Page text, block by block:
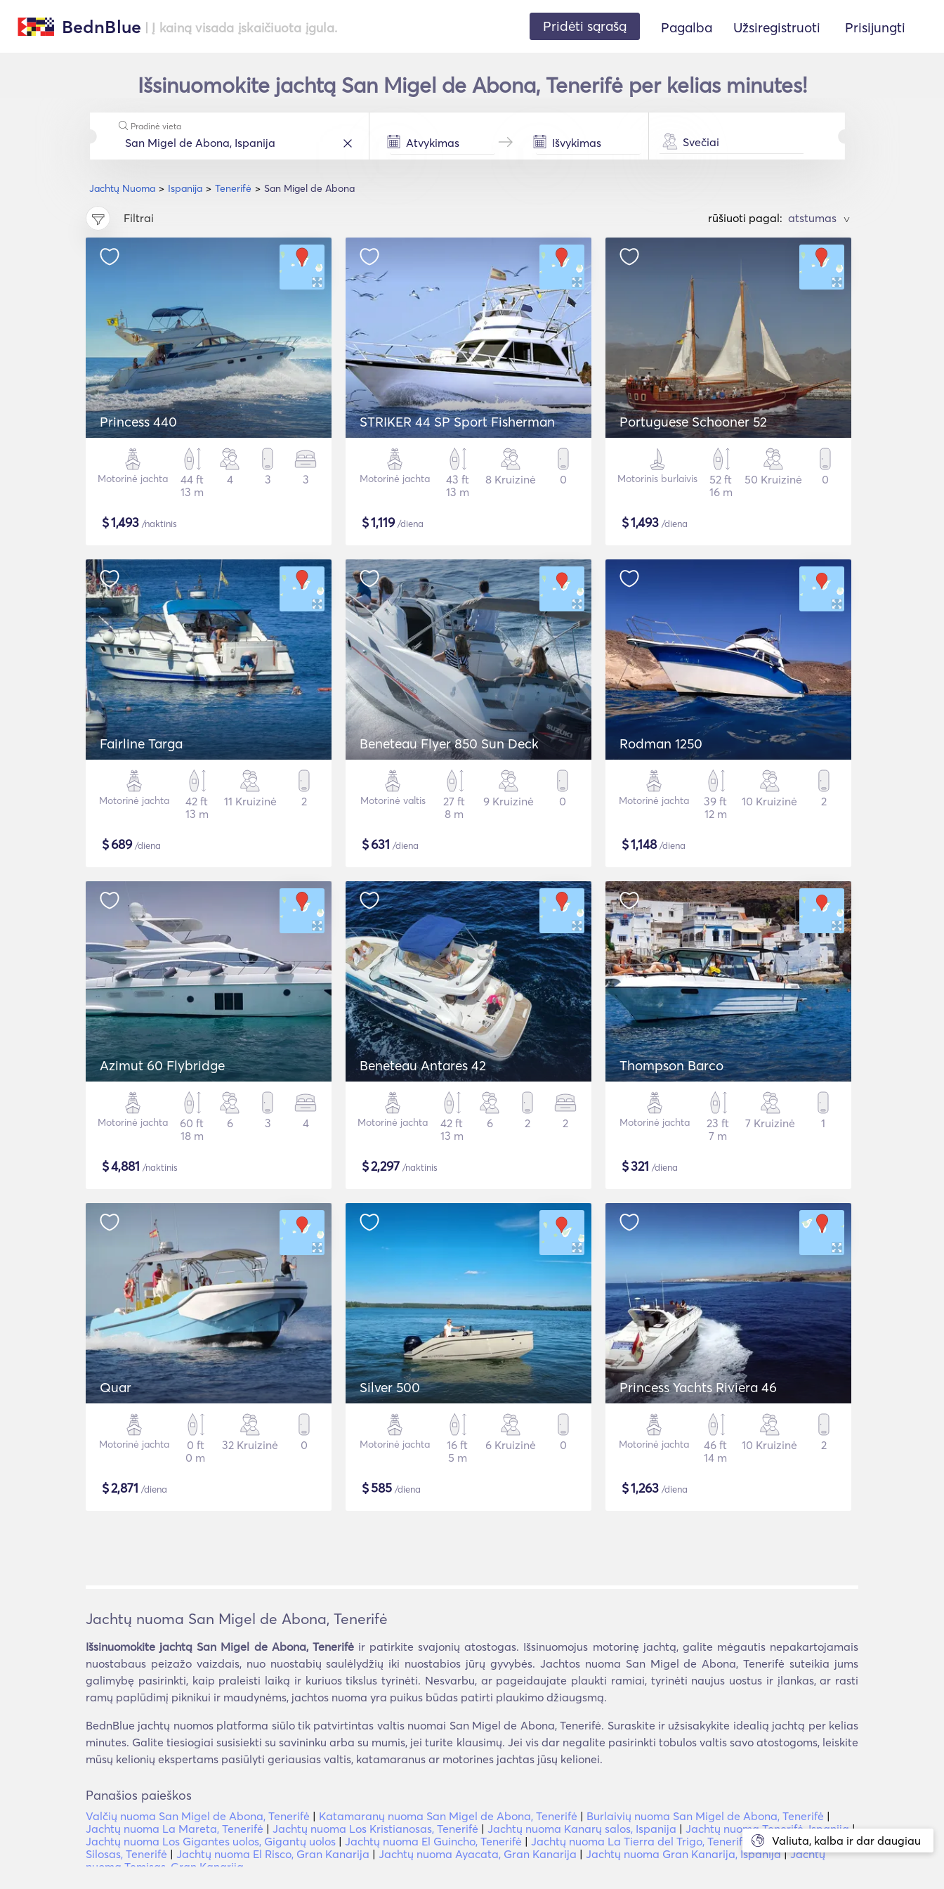
BednBlue | Į kainą visada įskaičiuota įgula. Pridėti sąrašą Pagalba Užsiregistruoti Prisijungti
Išsinuomokite jachtą San Migel de Abona, Tenerifė per kelias minutes!
Jachtų Nuoma Ispanija Tenerifė San Migel de Abona
Pradinė vieta
Svečiai
Filtrai rūšiuoti pagal: >
Princess 440
Motorinė jachta
44 ft
13 m
4 3 3
$1,493 /naktinis
STRIKER 44 SP Sport Fisherman
Motorinė jachta
43 ft
13 m
8 Kruizinė 0
$1,119/diena
Portuguese Schooner 52
Motorinis burlaivis
52 ft
16 m
50 Kruizinė 0
$1,493 /diena
Fairline Targa
Motorinė jachta
42 ft
13 m
11 Kruizinė 2
$689/diena
Beneteau Flyer 850 Sun Deck
Motorinė valtis
27 ft
8 m
9 Kruizinė 0
$631 /diena
Rodman 1250
Motorinė jachta
39 ft
12 m
10 Kruizinė 2
$1,148/diena
Azimut 60 Flybridge
Motorinė jachta
60 ft
18 m
6 3 4
$4,881 /naktinis
Beneteau Antares 42
Motorinė jachta
42 ft
13 m
6 2 2
$2,297 /naktinis
Thompson Barco
Motorinė jachta
23 ft
7 m
7 Kruizinė 1
$321 /diena
Quar
Motorinė jachta
0 ft
0 m
32 Kruizinė 0
$2,871 /diena
Silver 500
Motorinė jachta
16 ft
5 m
6 Kruizinė 0
$585 /diena
Princess Yachts Riviera 46
Motorinė jachta
46 ft
14 m
10 Kruizinė 2
$1,263 /diena
Valiuta, kalba ir dar daugiau
Jachtų nuoma San Migel de Abona, Tenerifė
Išsinuomokite jachtą San Migel de Abona, Tenerifėir patirkite svajonių atostogas. Išsinuomojus motorinę jachtą, galite mėgautis nepakartojamais
nuostabaus peizažo vaizdais, nuo nuostabių saulėlydžių iki nuostabios jūrų gyvybės. Jachtos nuoma San Migel de Abona, Tenerifė suteikia jums
galimybę pasirinkti, kaip praleisti laiką ir kuriuos tikslus tyrinėti. Nesvarbu, ar pageidaujate plaukti ramiai, tyrinėti naujus uostus ir įlankas, ar rasti
ramų paplūdimį piknikui ir maudynėms, jachtos nuoma yra puikus būdas patirti plaukimo džiaugsmą.
BednBlue jachtų nuomos platforma siūlo tik patvirtintas valtis nuomai San Migel de Abona, Tenerifė. Suraskite ir užsisakykite idealią jachtą per kelias
minutes. Galite tiesiogiai susisiekti su savininku arba su mumis, jei turite klausimų. Jei vis dar negalite pasirinkti tobulos valtis savo atostogoms, leiskite
mūsų kelionių ekspertams pasiūlyti geriausias valtis, katamaranus ar motorines jachtas jūsų kelionei.
Panašios paieškos
Valčių nuoma San Migel de Abona, Tenerifė | Katamaranų nuoma San Migel de Abona, Tenerifė | Burlaivių nuoma San Migel de Abona, Tenerifė |
Jachtų nuoma La Mareta, Tenerifė | Jachtų nuoma Los Kristianosas, Tenerifė | Jachtų nuoma Kanarų salos, Ispanija | Jachtų nuoma Tenerifė, Ispanija|
Jachtų nuoma Los Gigantes uolos, Gigantų uolos | Jachtų nuoma El Guincho, Tenerifė | Jachtų nuoma La Tierra del Trigo, Tenerifė |Jachtų nuoma Los
Silosas, Tenerifė | Jachtų nuoma El Risco, Gran Kanarija | Jachtų nuoma Ayacata, Gran Kanarija | Jachtų nuoma Gran Kanarija, Ispanija|Jachtų
nuoma Temisas, Gran Kanarija